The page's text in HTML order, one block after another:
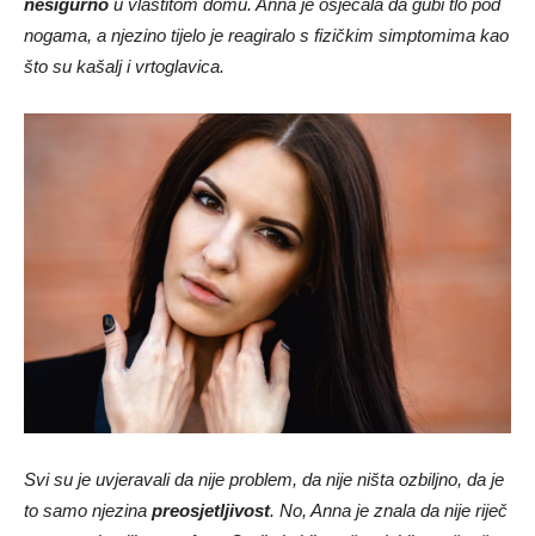
nogama, a njezino tijelo je reagiralo s fizičkim simptomima kao
što su kašalj i vrtoglavica.
to samo njezinapreosjetljivost. No, Anna je znala da nije riječ
samo o alergiji na parfem. Ovdje je bilo nešto dublje, nešto što